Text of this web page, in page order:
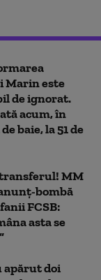
Marin este
de ignorat.
acum, în
baie, la 51 de
transferul! MM
bombă
FCSB:
asta se
apărut doi